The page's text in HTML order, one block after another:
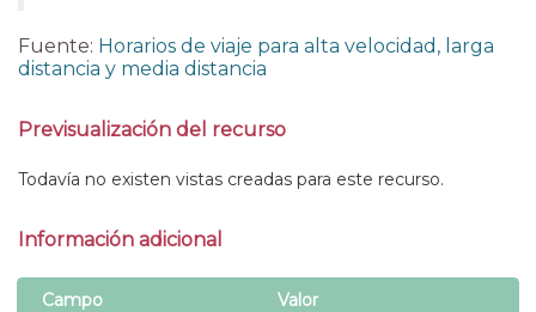
Fuente: Horarios de viaje para alta velocidad, larga
distancia y media distancia
Previsualización del recurso
Todavía no existen vistas creadas para este recurso.
Información adicional
Campo Valor